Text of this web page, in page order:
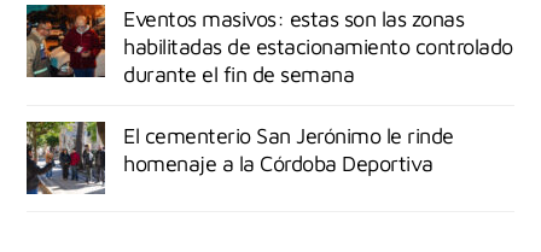
Eventos masivos: estas son las zonas
habilitadas de estacionamiento controlado
durante el fin de semana
El cementerio San Jerónimo le rinde
homenaje a la Córdoba Deportiva